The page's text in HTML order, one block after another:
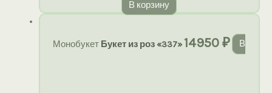
В корзину
Монобукет Букет из роз «337» 14950₽ В